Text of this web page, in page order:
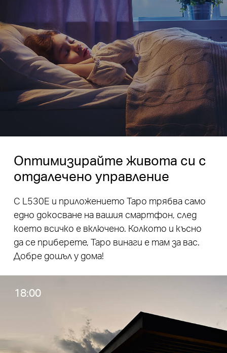
18:00
Оптимизирайте живота си с
отдалечено управление
С L530E и приложението Tapo трябва само
едно докосване на вашия смартфон, след
което всичко е включено. Колкото и късно
да се приберете, Tapo винаги е там за вас.
Добре дошъл у дома!